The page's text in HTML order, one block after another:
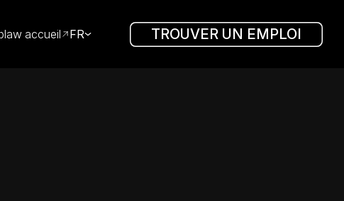
accueil FR TROUVER UN EMPLOI